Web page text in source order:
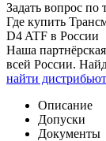
Задать вопрос по
Где купить
D4 ATF в России
Наша
всей России.
найти
Описание
Допуски
Документы